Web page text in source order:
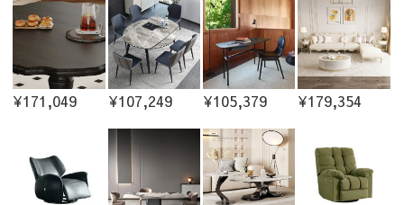
¥171,049 ¥107,249 ¥105,379 ¥179,354